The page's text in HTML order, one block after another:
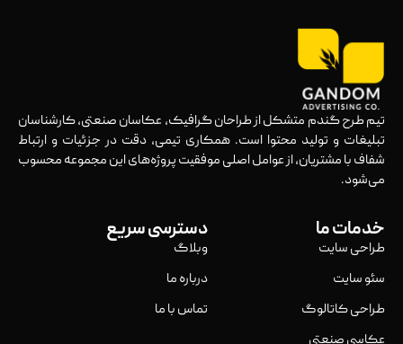
تیم طرح گندم متشکل از طراحان گرافیک، عکاسان صنعتی، کارشناسان
تبلیغات و تولید محتوا است. همکاری تیمی، دقت در جزئیات و ارتباط
شفاف با مشتریان، از عوامل اصلی موفقیت پروژه‌های این مجموعه محسوب
می‌شود.
خدمات ما
طراحی سایت
سئو سایت
طراحی کاتالوگ
دسترسی سریع
وبلاگ
درباره ما
تماس با ما